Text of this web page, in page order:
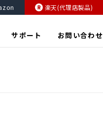
楽天(代理店製品)
サポート お問い合わせ